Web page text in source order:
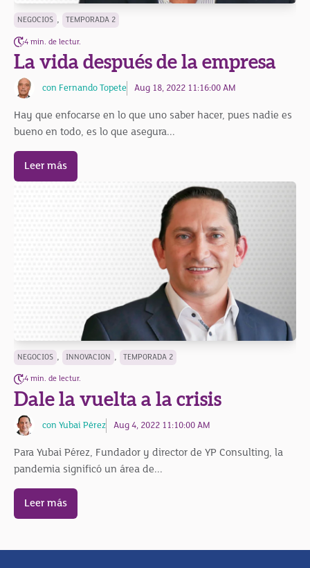
NEGOCIOS , TEMPORADA 2
4 min. de lectur.
La vida después de la empresa
con Fernando Topete Aug 18, 2022 11:16:00 AM
Hay que enfocarse en lo que uno saber hacer, pues nadie es
bueno en todo, es lo que asegura...
Leer más
NEGOCIOS , INNOVACION , TEMPORADA 2
4 min. de lectur.
Dale la vuelta a la crisis
con Yubai Pérez Aug 4, 2022 11:10:00 AM
Para Yubai Pérez, Fundador y director de YP Consulting, la
pandemia significó un área de...
Leer más